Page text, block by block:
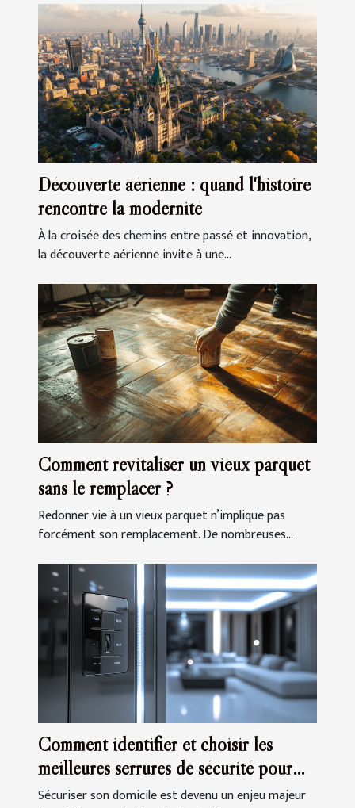
Découverte aérienne : quand l'histoire
rencontre la modernité
À la croisée des chemins entre passé et innovation,
la découverte aérienne invite à une...
Comment revitaliser un vieux parquet
sans le remplacer ?
Redonner vie à un vieux parquet n’implique pas
forcément son remplacement. De nombreuses...
Comment identifier et choisir les
meilleures serrures de sécurité pour
votre domicile
Sécuriser son domicile est devenu un enjeu majeur